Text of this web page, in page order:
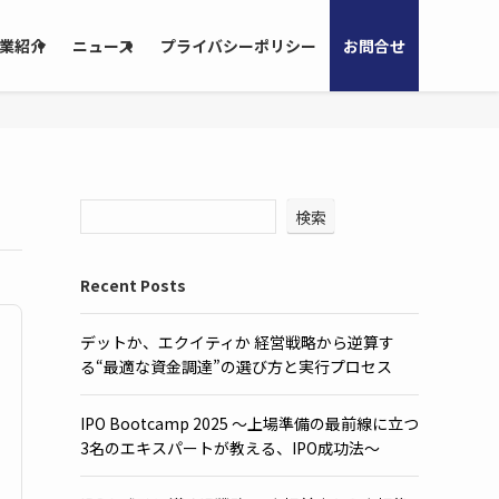
紹介 ニュース プライバシーポリシー お問合せ
検索
Recent Posts
デットか、エクイティか 経営戦略から逆算す
る“最適な資金調達”の選び方と実行プロセス
IPO Bootcamp 2025 ～上場準備の最前線に立つ
3名のエキスパートが教える、IPO成功法～